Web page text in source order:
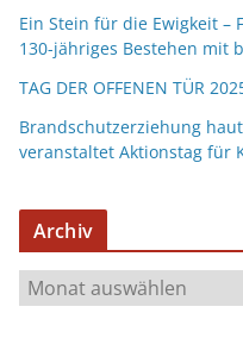
Ein Stein für die Ewigkeit –
130-jähriges Bestehen mit
TAG DER OFFENEN TÜR
Brandschutzerziehung
veranstaltet Aktionstag für
Archiv